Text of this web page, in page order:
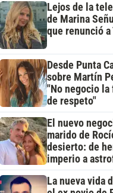
Lejos de la
de Marina
que renunció a
Desde Punta
sobre Martín
"No negocio
de respeto"
El nuevo
marido de
desierto: de
imperio a
La nueva vida